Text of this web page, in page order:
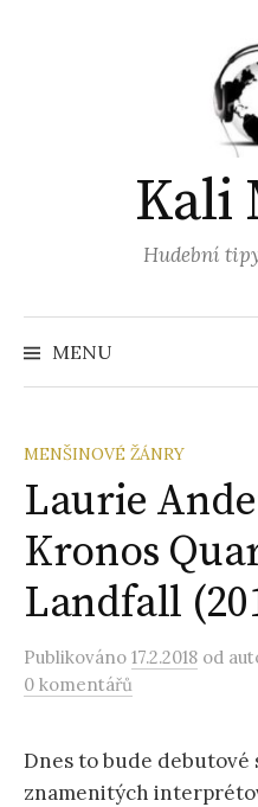
Kali
Hudební
MENU
MENŠINOVÉ ŽÁNRY
Laurie
Kronos
Landfall
Publikováno 17.2.2018 od
0 komentářů
Dnes to bude debutové
znamenitých